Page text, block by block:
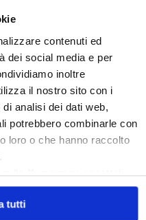
contenuti ed
dei social media e per
inoltre
il nostro sito con i
analisi dei dati web,
potrebbero combinarle con
loro o che hanno raccolto
sullaXverranno accettati
tutti
New York
Case
Casa
Sommerso